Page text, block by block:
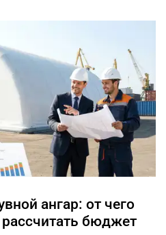
ангар: от чего
бюджет